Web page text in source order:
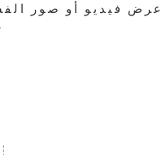
عرض فيديو أو صور
وسيتم الشحن بعد تأكيدك.